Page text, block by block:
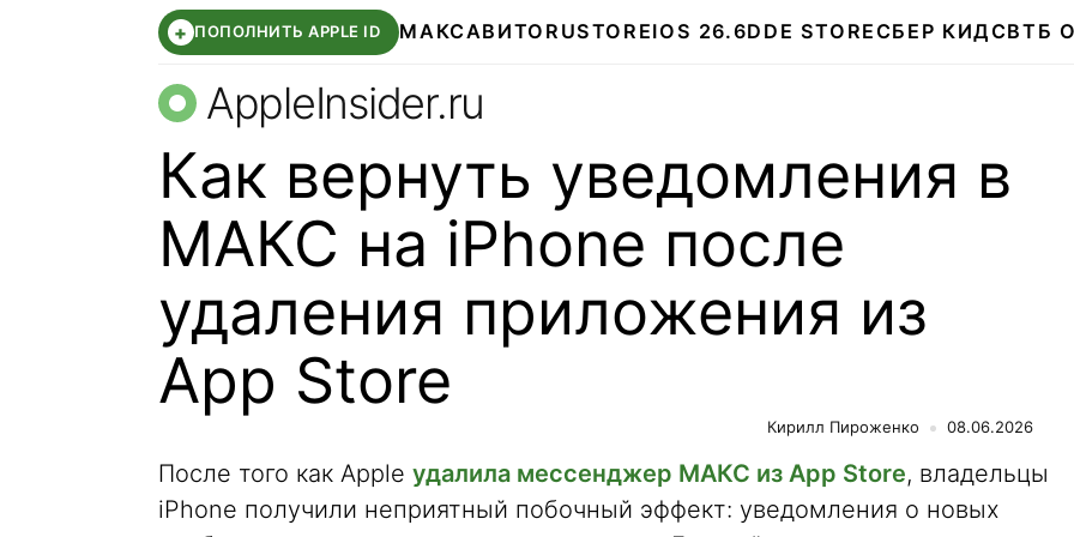
+ ПОПОЛНИТЬ APPLE ID МАКСАВИТО RUSTOREIOS 26.6DDE STORE СБЕР КИДСВТБ
AppleInsider.ru
Как вернуть уведомления в
МАКС на iPhone после
удаления приложения из
App Store
Кирилл Пироженко 08.06.2026
После того как Apple удалила мессенджер МАКС из App Store, владельцы
iPhone получили неприятный побочный эффект: уведомления о новых